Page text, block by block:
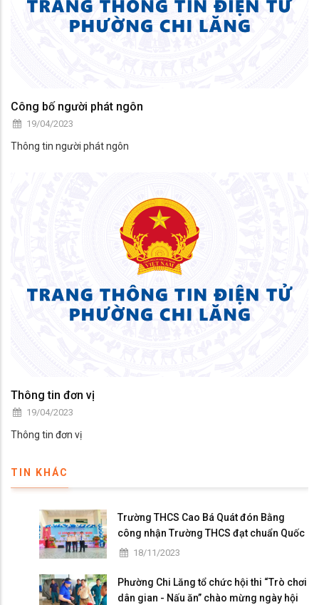
Công bố người phát ngôn
19/04/2023
Thông tin người phát ngôn
Thông tin đơn vị
19/04/2023
Thông tin đơn vị
TIN KHÁC
Trường THCS Cao Bá Quát đón Bằng
công nhận Trường THCS đạt chuẩn Quốc
gia mức độ I và họp mặt kỷ niệm 41 năm
18/11/2023
Phường Chi Lăng tổ chức hội thi “Trò chơi
dân gian - Nấu ăn” chào mừng ngày hội